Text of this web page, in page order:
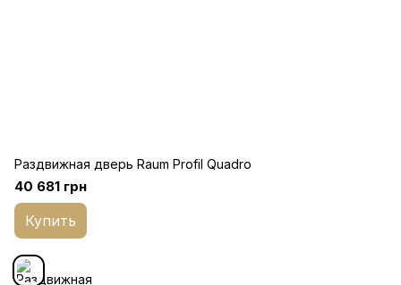
Раздвижная дверь Raum Profil Quadro
40 681 грн
Купить